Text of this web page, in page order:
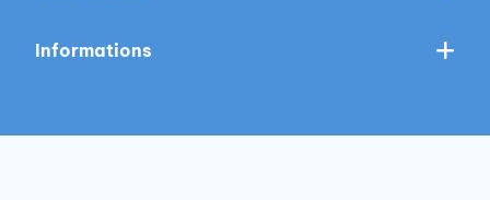
Informations